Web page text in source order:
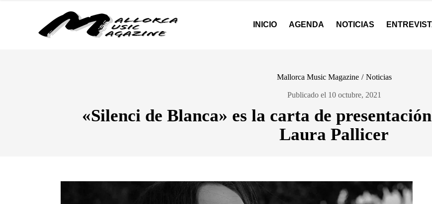
INICIO AGENDA NOTICIAS
Mallorca Music Magazine / Noticias
Publicado el 10 octubre, 2021
«Silenci de Blanca» es la carta de
Laura Pallicer